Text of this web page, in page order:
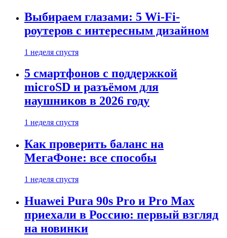
Выбираем глазами: 5 Wi-Fi-
роутеров с интересным дизайном
1 неделя спустя
5 смартфонов с поддержкой
microSD и разъёмом для
наушников в 2026 году
1 неделя спустя
Как проверить баланс на
МегаФоне: все способы
1 неделя спустя
Huawei Pura 90s Pro и Pro Max
приехали в Россию: первый взгляд
на новинки